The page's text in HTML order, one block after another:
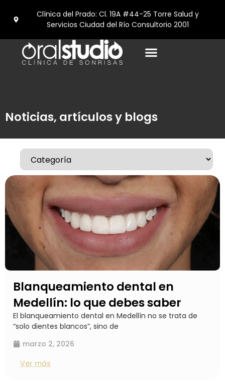
Clínica del Prado: Cl. 19A #44-25 Torre Salud y
Servicios Ciudad del Río Consultorio 2001
Noticias, artículos y blogs
Blanqueamiento dental en
Medellín: lo que debes saber
El blanqueamiento dental en Medellín no se trata de
“solo dientes blancos”, sino de
marzo 2, 2026
Ver más